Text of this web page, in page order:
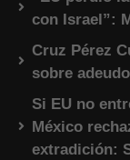
con Israel”:
Cruz Pérez
sobre
Si EU no
México
extradición: